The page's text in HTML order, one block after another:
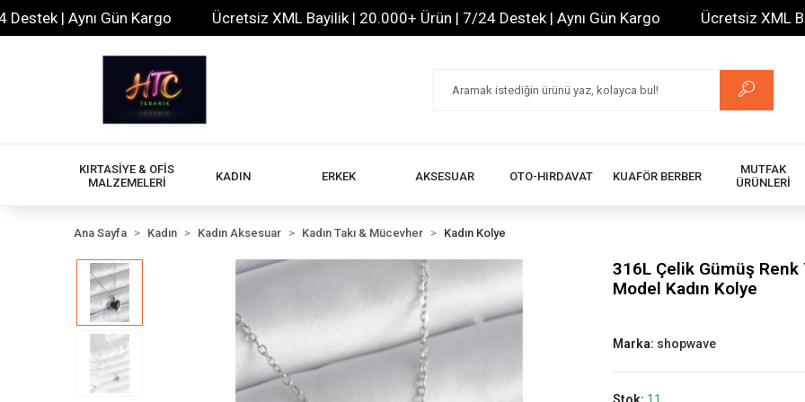
| Aynı Gün Kargo Ücretsiz XML Bayilik | 20.000+ Ürün | 7/24 Destek | Aynı Gün Kargo Ücretsiz XML
KIRTASİYE & OFİS
MALZEMELERİ
KADIN ERKEK AKSESUAR OTO-HIRDAVAT KUAFÖR BERBER
MUTFAK
ÜRÜNLERİ
Ana Sayfa Kadın Kadın Aksesuar Kadın Takı & Mücevher Kadın Kolye
316L Çelik Gümüş
Model Kadın Kolye
Marka: shopwave